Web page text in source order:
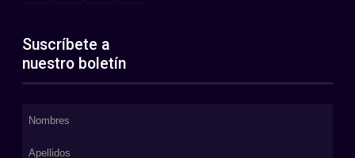
Suscríbete a
nuestro boletín